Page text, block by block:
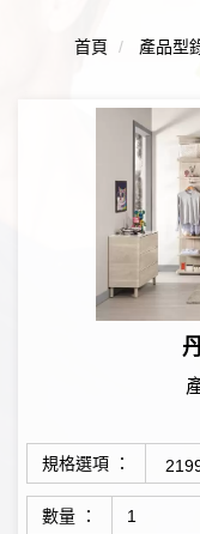
首頁 產品型
規格選項 ：
數量 ：